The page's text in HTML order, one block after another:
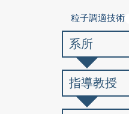
粒子調適技術
系所
指導教授